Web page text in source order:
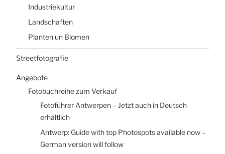
Industriekultur
Landschaften
Planten un Blomen
Streetfotografie
Angebote
Fotobuchreihe zum Verkauf
Fotoführer Antwerpen – Jetzt auch in Deutsch
erhältlich
Antwerp: Guide with top Photospots available now –
German version will follow